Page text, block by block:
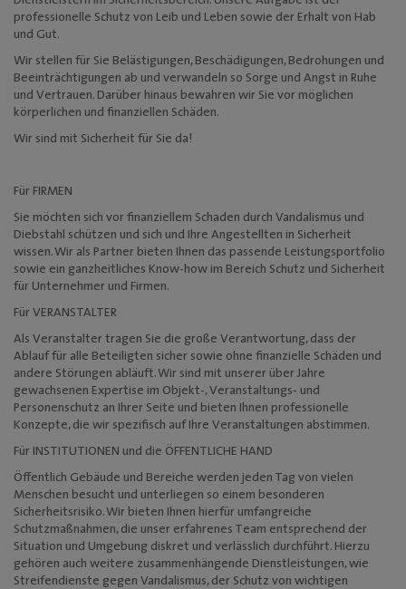
Mediadaten
professionelle Schutz von Leib und Leben sowie der Erhalt von Hab
und Gut.
Wir stellen für Sie Belästigungen, Beschädigungen, Bedrohungen und
Beeinträchtigungen ab und verwandeln so Sorge und Angst in Ruhe
und Vertrauen. Darüber hinaus bewahren wir Sie vor möglichen
körperlichen und finanziellen Schäden.
Wir sind mit Sicherheit für Sie da!
Für FIRMEN
Sie möchten sich vor finanziellem Schaden durch Vandalismus und
Diebstahl schützen und sich und Ihre Angestellten in Sicherheit
wissen. Wir als Partner bieten Ihnen das passende Leistungsportfolio
sowie ein ganzheitliches Know-how im Bereich Schutz und Sicherheit
für Unternehmer und Firmen.
Für VERANSTALTER
Als Veranstalter tragen Sie die große Verantwortung, dass der
Ablauf für alle Beteiligten sicher sowie ohne finanzielle Schäden und
andere Störungen abläuft. Wir sind mit unserer über Jahre
gewachsenen Expertise im Objekt-, Veranstaltungs- und
Personenschutz an Ihrer Seite und bieten Ihnen professionelle
Konzepte, die wir spezifisch auf Ihre Veranstaltungen abstimmen.
Für INSTITUTIONEN und die ÖFFENTLICHE HAND
Öffentlich Gebäude und Bereiche werden jeden Tag von vielen
Menschen besucht und unterliegen so einem besonderen
Sicherheitsrisiko. Wir bieten Ihnen hierfür umfangreiche
Schutzmaßnahmen, die unser erfahrenes Team entsprechend der
Situation und Umgebung diskret und verlässlich durchführt. Hierzu
gehören auch weitere zusammenhängende Dienstleistungen, wie
Streifendienste gegen Vandalismus, der Schutz von wichtigen